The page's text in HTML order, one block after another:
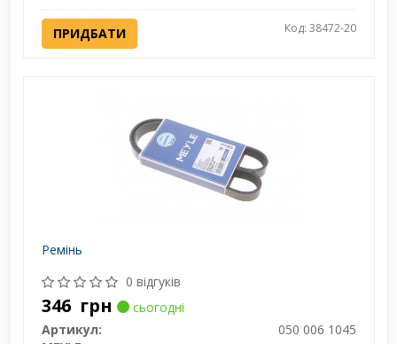
ПРИДБАТИ Код: 38472-20
Ремінь
0 відгуків
346 грн
сьогодні
Артикул:
050 006 1045